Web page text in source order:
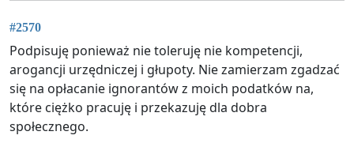
#2570
Podpisuję ponieważ nie toleruję nie kompetencji,
arogancji urzędniczej i głupoty. Nie zamierzam zgadzać
się na opłacanie ignorantów z moich podatków na,
które ciężko pracuję i przekazuję dla dobra
społecznego.